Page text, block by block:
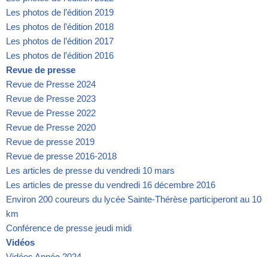
Les photos de l’édition 2019
Les photos de l’édition 2018
Les photos de l’édition 2017
Les photos de l’édition 2016
Revue de presse
Revue de Presse 2024
Revue de Presse 2023
Revue de Presse 2022
Revue de Presse 2020
Revue de presse 2019
Revue de presse 2016-2018
Les articles de presse du vendredi 10 mars
Les articles de presse du vendredi 16 décembre 2016
Environ 200 coureurs du lycée Sainte-Thérèse participeront au 10
km
Conférence de presse jeudi midi
Vidéos